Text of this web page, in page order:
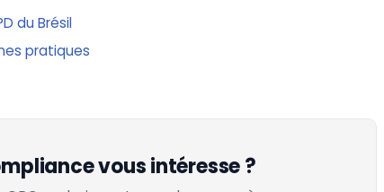
du Brésil
pratiques
vous intéresse ?